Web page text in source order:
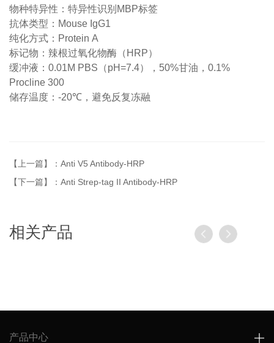
物种特异性：特异性识别 MBP标签
抗体类型： Mouse IgG1
纯化方式： Protein A
标记物：辣根过氧化物酶（ HRP）
缓冲液： 0.01M PBS （pH=7.4）， 50%甘油， 0.1%
Procline 300
储存温度： -20℃ ，避免反复冻融
【上一篇】：Anti V5 Antibody-HRP
【下一篇】：Anti Strep-tag II Antibody-HRP
相关产品
产品中心